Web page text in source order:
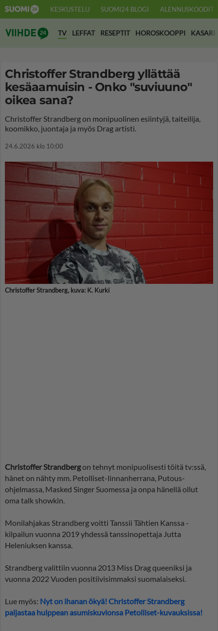
KESKUSTELU SUOMI24 BLOGI ALENNUSKOODIT
Suomi24 Viihde
TV LEFFAT RESEPTIT HOROSKOOPPI KASARI
Christoffer Strandberg yllättää
kesäaamuisin - Onko "suviuuno"
oikea sana?
Christoffer Strandberg on monipuolinen esiintyjä, taiteilija,
koomikko, juontaja ja myös Drag artisti.
24.6.2026 klo 10:00
Christoffer Strandberg, kuva: K. Kurki
Christoffer Strandbergon tehnyt monipuolisesti töitä tv:ssä,
hänet on nähty mm. Petolliset-linnanherrana, Putous-
ohjelmassa, Masked Singer Suomessa ja onpa hänellä ollut
oma talk showkin.
Monilahjakas Strandberg voitti Tanssii Tähtien Kanssa -
kilpailun vuonna 2019 yhdessä tanssinopettaja Jutta
Heleniuksen kanssa.
Strandberg valittiin vuonna 2013 Miss Drag queeniksi ja
vuonna 2022 Vuoden positiivisimmaksi suomalaiseksi.
Lue myös: Nyt on ihanan ökyä! Christoffer Strandberg
paljastaa hulppean asumiskuvionsa Petolliset-kuvauksissa!